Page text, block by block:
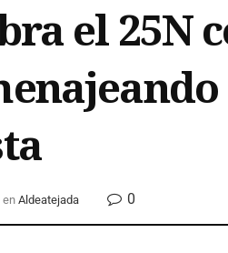
el 25N
en Aldeatejada 0